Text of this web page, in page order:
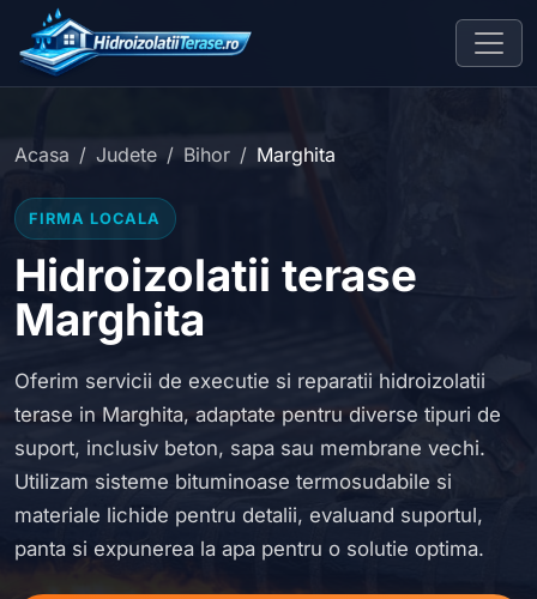
Acasa Judete Bihor Marghita
FIRMA LOCALA
Hidroizolatii terase
Marghita
Oferim servicii de executie si reparatii hidroizolatii
terase in Marghita, adaptate pentru diverse tipuri de
suport, inclusiv beton, sapa sau membrane vechi.
Utilizam sisteme bituminoase termosudabile si
materiale lichide pentru detalii, evaluand suportul,
panta si expunerea la apa pentru o solutie optima.